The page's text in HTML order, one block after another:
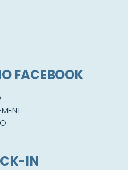
FACEBOOK
IN